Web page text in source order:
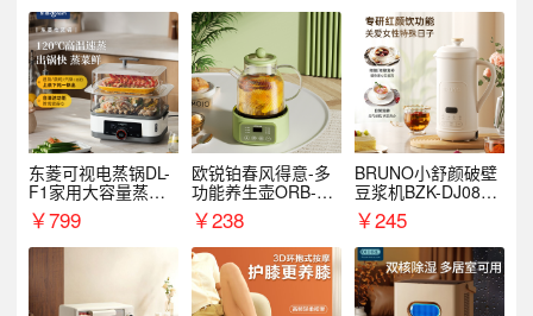
东菱可视电蒸锅DL-
F1家用大容量蒸炖
锅
￥799
欧锐铂春风得意-多
功能养生壶ORB-19
87
￥238
BRUNO小舒颜破壁
豆浆机BZK-DJ08S0
1￥245